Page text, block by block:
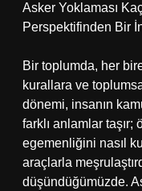
Asker Yoklaması
Perspektifinden Bir
Bir toplumda, her
kurallara ve
dönemi, insanın
farklı anlamlar
egemenliğini nasıl
araçlarla
düşündüğümüzde.